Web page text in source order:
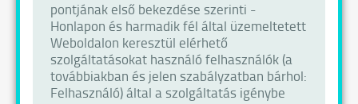
pontjának első bekezdése szerinti -
Honlapon és harmadik fél által üzemeltetett
Weboldalon keresztül elérhető
szolgáltatásokat használó felhasználók (a
továbbiakban és jelen szabályzatban bárhol:
Felhasználó) által a szolgáltatás igénybe